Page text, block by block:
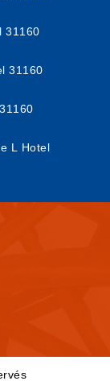
31160
31160
L Hotel